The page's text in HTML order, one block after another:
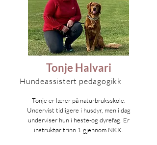
Tonje Halvari
Hundeassistert pedagogikk
Tonje er lærer på naturbruksskole.
Undervist tidligere i husdyr, men i dag
underviser hun i heste-og dyrefag. Er
instruktør trinn 1 gjennom NKK.